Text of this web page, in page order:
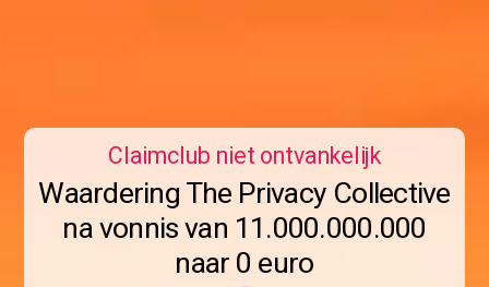
Claimclub niet ontvankelijk
Waardering The Privacy Collective
na vonnis van 11.000.000.000
naar 0 euro